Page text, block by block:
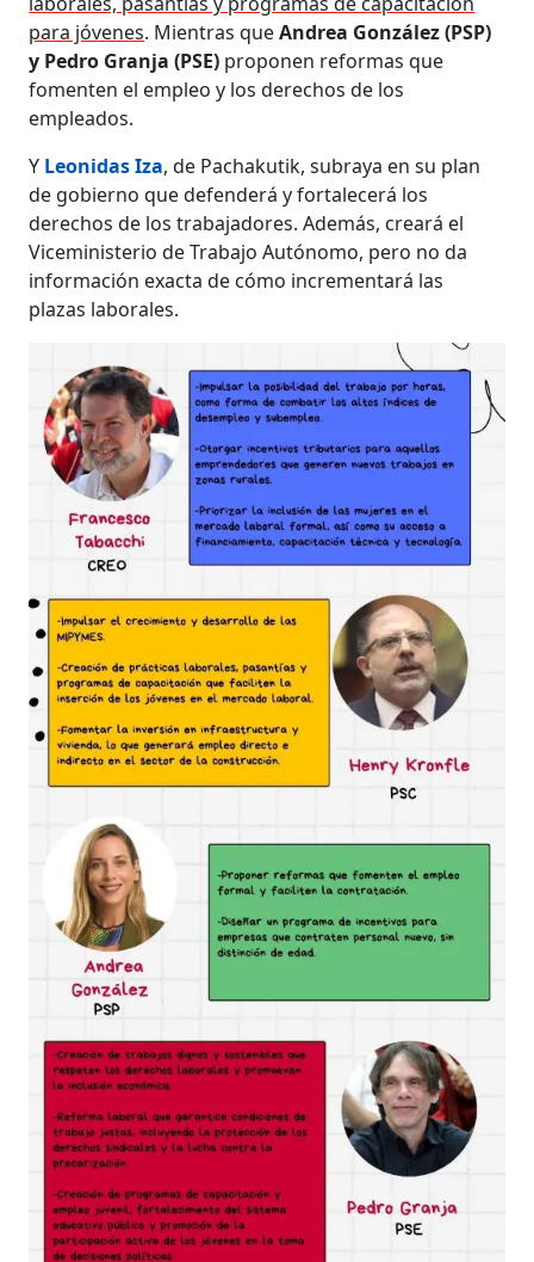
para jóvenes. Mientras queAndrea González (PSP)
y Pedro Granja (PSE) proponen reformas que
fomenten el empleo y los derechos de los
empleados.
Y Leonidas Iza, de Pachakutik, subraya en su plan
de gobierno que defenderá y fortalecerá los
derechos de los trabajadores. Además, creará el
Viceministerio de Trabajo Autónomo, pero no da
información exacta de cómo incrementará las
plazas laborales.